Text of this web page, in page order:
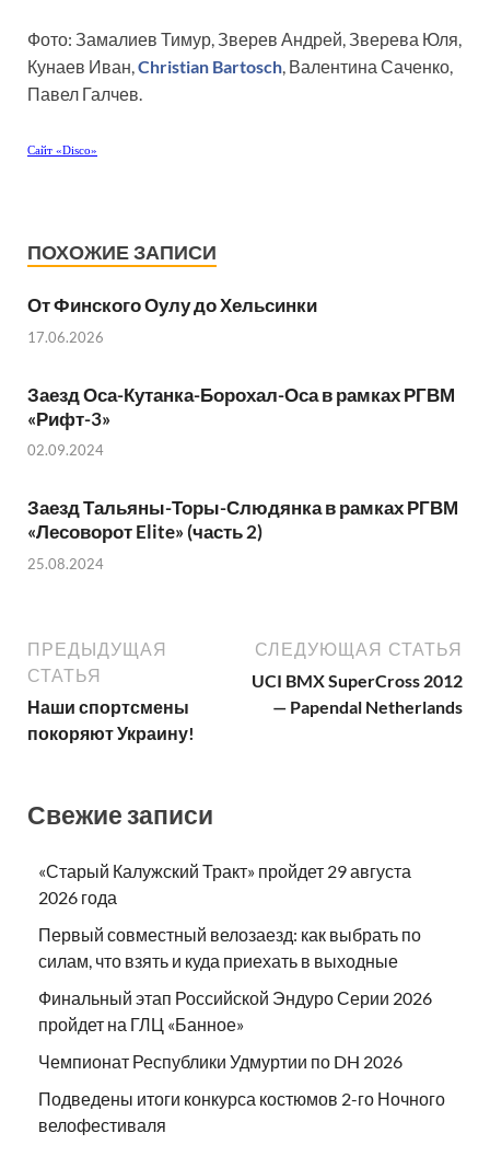
Фото: Замалиев Тимур, Зверев Андрей, Зверева Юля,
Кунаев Иван,Christian Bartosch, Валентина Саченко,
Павел Галчев.
Сайт «Disco»
ПОХОЖИЕ ЗАПИСИ
От Финского Оулу до Хельсинки
17.06.2026
Заезд Оса-Кутанка-Борохал-Оса в рамках РГВМ
«Рифт-3»
02.09.2024
Заезд Тальяны-Торы-Слюдянка в рамках РГВМ
«Лесоворот Elite» (часть 2)
25.08.2024
ПРЕДЫДУЩАЯ
СТАТЬЯ
Наши спортсмены
покоряют Украину!
СЛЕДУЮЩАЯ СТАТЬЯ
UCI BMX SuperCross 2012
— Papendal Netherlands
Свежие записи
«Старый Калужский Тракт» пройдет 29 августа
2026 года
Первый совместный велозаезд: как выбрать по
силам, что взять и куда приехать в выходные
Финальный этап Российской Эндуро Серии 2026
пройдет на ГЛЦ «Банное»
Чемпионат Республики Удмуртии по DH 2026
Подведены итоги конкурса костюмов 2-го Ночного
велофестиваля